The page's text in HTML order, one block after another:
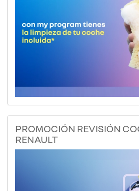
PROMOCIÓN REVISIÓN
RENAULT